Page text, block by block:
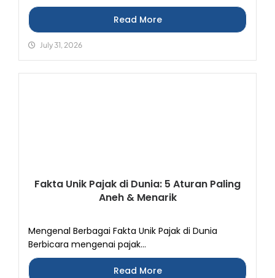
Read More
July 31, 2026
Fakta Unik Pajak di Dunia: 5 Aturan Paling
Aneh & Menarik
Mengenal Berbagai Fakta Unik Pajak di Dunia
Berbicara mengenai pajak...
Read More